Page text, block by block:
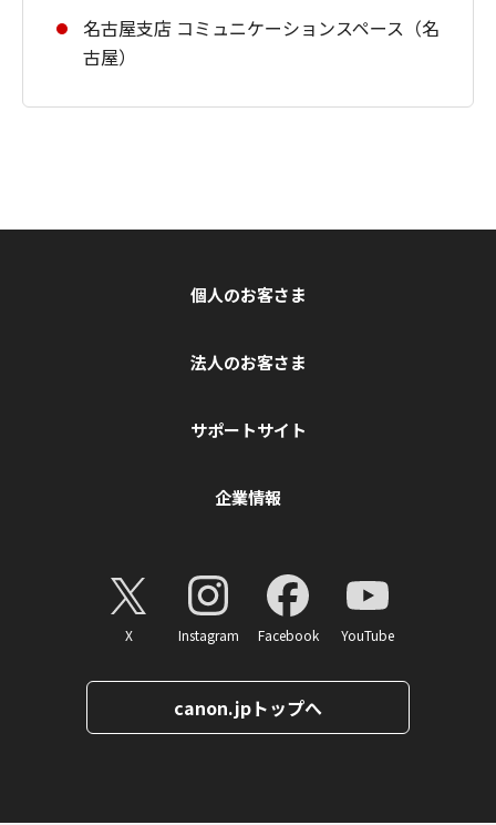
名古屋支店 コミュニケーションスペース（名
古屋）
個人のお客さま
法人のお客さま
サポートサイト
企業情報
X Instagram Facebook YouTube
canon.jpトップへ